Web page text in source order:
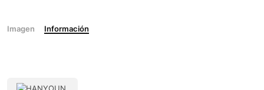
Imagen Información